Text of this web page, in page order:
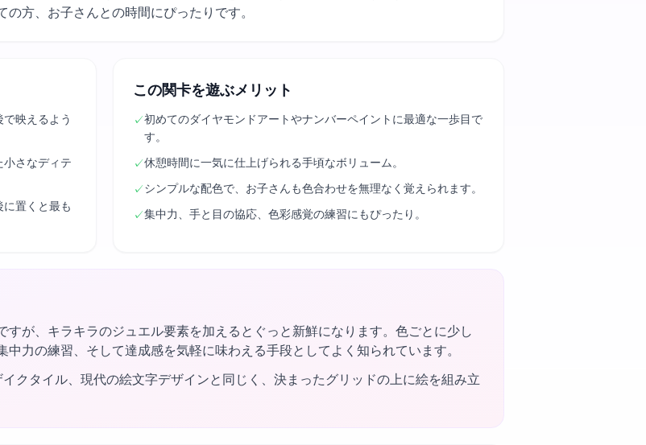
方、お子さんとの時間にぴったりです。
映えるよう
さなディテ
置くと最も
この関卡を遊ぶメリット
✓初めてのダイヤモンドアートやナンバーペイントに最適な一歩目で
す。
✓休憩時間に一気に仕上げられる手頃なボリューム。
✓シンプルな配色で、お子さんも色合わせを無理なく覚えられます。
✓集中力、手と目の協応、色彩感覚の練習にもぴったり。
が、キラキラのジュエル要素を加えるとぐっと新鮮になります。色ごとに少し
力の練習、そして達成感を気軽に味わえる手段としてよく知られています。
クタイル、現代の絵文字デザインと同じく、決まったグリッドの上に絵を組み立